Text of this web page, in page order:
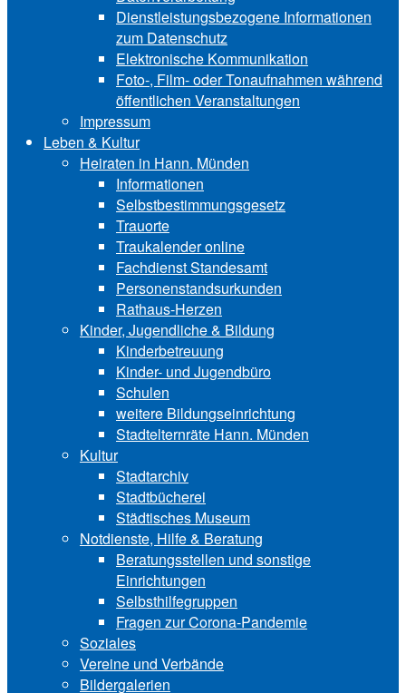
Dienstleistungsbezogene Informationen
zum Datenschutz
Elektronische Kommunikation
Foto-, Film- oder Tonaufnahmen während
öffentlichen Veranstaltungen
Impressum
Leben & Kultur
Heiraten in Hann. Münden
Informationen
Selbstbestimmungsgesetz
Trauorte
Traukalender online
Fachdienst Standesamt
Personenstandsurkunden
Rathaus-Herzen
Kinder, Jugendliche & Bildung
Kinderbetreuung
Kinder- und Ju‍gend‍bü‍ro
Schulen
weitere Bildungseinrichtung
Stadtelternräte Hann. Münden
Kultur
Stadtarchiv
Stadtbücherei
Städtisches Museum
Notdienste, Hilfe & Be‍ra‍tung
Beratungsstellen und sonstige
Einrichtungen
Selbsthilfegruppen
Fragen zur Corona-Pandemie
Soziales
Vereine und Verbände
Bildergalerien